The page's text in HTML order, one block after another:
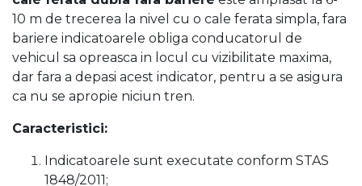
10 m de trecerea la nivel cu o cale ferata simpla, fara
bariere indicatoarele obliga conducatorul de
vehicul sa opreasca in locul cu vizibilitate maxima,
dar fara a depasi acest indicator, pentru a se asigura
ca nu se apropie niciun tren.
Caracteristici:
Indicatoarele sunt executate conform STAS
1848/2011;